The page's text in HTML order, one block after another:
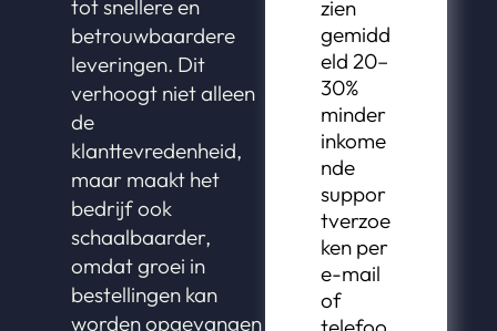
tot snellere en
betrouwbaardere
leveringen. Dit
verhoogt niet alleen
de
klanttevredenheid,
maar maakt het
bedrijf ook
schaalbaarder,
omdat groei in
bestellingen kan
worden opgevangen
zien
gemidd
eld 20–
30%
minder
inkome
nde
suppor
tverzoe
ken per
e-mail
of